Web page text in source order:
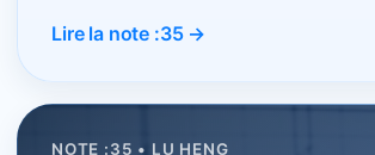
Lire la note :35 →
NOTE :35 • LU HENG